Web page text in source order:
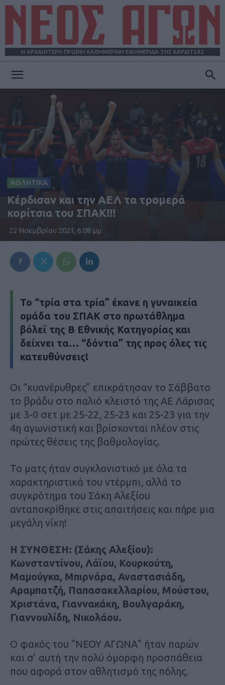
Η ΑΡΧΑΙΟΤΕΡΗ ΠΡΩΪΝΗ ΚΑΘΗΜΕΡΙΝΗ ΕΦΗΜΕΡΙΔΑ ΤΗΣ ΚΑΡΔΙΤΣΑΣ
ΑΘΛΗΤΙΚΑ
Kέρδισαν και την ΑΕΛ τα τρομερά
κορίτσια του ΣΠΑΚ!!!
22 Νοεμβρίου 2021, 6:08 μμ
Το “τρία στα τρία” έκανε η γυναικεία
ομάδα του ΣΠΑΚ στο πρωτάθλημα
βόλεϊ της Β Εθνικής Κατηγορίας και
δείχνει τα… “δόντια” της προς όλες τις
κατευθύνσεις!
Οι “κυανέρυθρες” επικράτησαν το Σάββατο
το βράδυ στο παλιό κλειστό της ΑΕ Λάρισας
με 3-0 σετ με 25-22, 25-23 και 25-23 για την
4η αγωνιστική και βρίσκονται πλέον στις
πρώτες θέσεις της βαθμολογίας.
Το ματς ήταν συγκλονιστικό με όλα τα
χαρακτηριστικά του ντέρμπι, αλλά το
συγκρότημα του Σάκη Αλεξίου
ανταποκρίθηκε στις απαιτήσεις και πήρε μια
μεγάλη νίκη!
Η ΣΥΝΘΕΣΗ: (Σάκης Αλεξίου):
Κωνσταντίνου, Λάϊου, Κουρκούτη,
Μαμούγκα, Μπιρνάρα, Αναστασιάδη,
Αραμπατζή, Παπασακελλαρίου, Μούστου,
Χριστάνα, Γιαννακάκη, Βουλγαράκη,
Γιαννουλίδη, Νικολάου.
Ο φακός του “ΝΕΟΥ ΑΓΩΝΑ” ήταν παρών
και σ’ αυτή την πολύ όμορφη προσπάθεια
που αφορά στον αθλητισμό της πόλης.